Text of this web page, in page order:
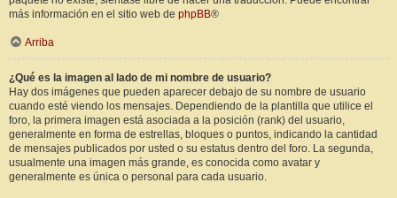
más información en el sitio web de phpBB®
Arriba
¿Qué es la imagen al lado de mi nombre de usuario?
Hay dos imágenes que pueden aparecer debajo de su nombre de usuario
cuando esté viendo los mensajes. Dependiendo de la plantilla que utilice el
foro, la primera imagen está asociada a la posición (rank) del usuario,
generalmente en forma de estrellas, bloques o puntos, indicando la cantidad
de mensajes publicados por usted o su estatus dentro del foro. La segunda,
usualmente una imagen más grande, es conocida como avatar y
generalmente es única o personal para cada usuario.